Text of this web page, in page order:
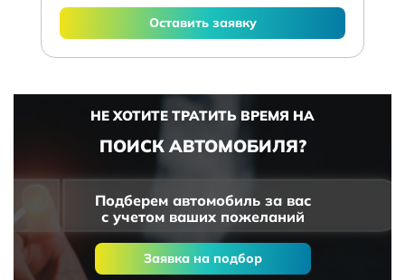
Оставить заявку
НЕ ХОТИТЕ ТРАТИТЬ ВРЕМЯ НА
ПОИСК АВТОМОБИЛЯ?
Подберем автомобиль за вас
с учетом ваших пожеланий
Заявка на подбор